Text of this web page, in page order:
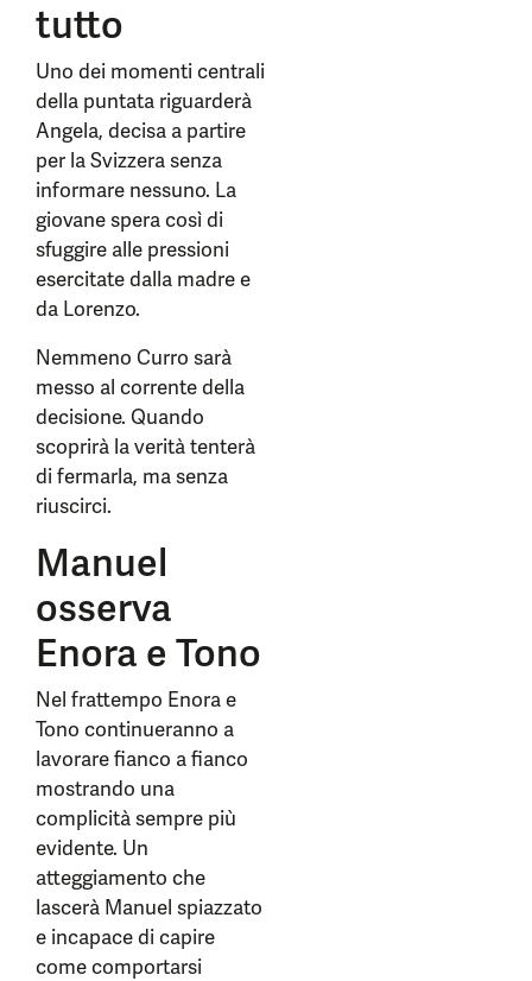
tutto
Uno dei momenti centrali
della puntata riguarderà
Angela, decisa a partire
per la Svizzera senza
informare nessuno. La
giovane spera così di
sfuggire alle pressioni
esercitate dalla madre e
da Lorenzo.
Nemmeno Curro sarà
messo al corrente della
decisione. Quando
scoprirà la verità tenterà
di fermarla, ma senza
riuscirci.
Manuel
osserva
Enora e Tono
Nel frattempo Enora e
Tono continueranno a
lavorare fianco a fianco
mostrando una
complicità sempre più
evidente. Un
atteggiamento che
lascerà Manuel spiazzato
e incapace di capire
come comportarsi